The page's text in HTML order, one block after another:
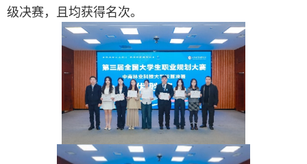
级决赛，且均获得名次。